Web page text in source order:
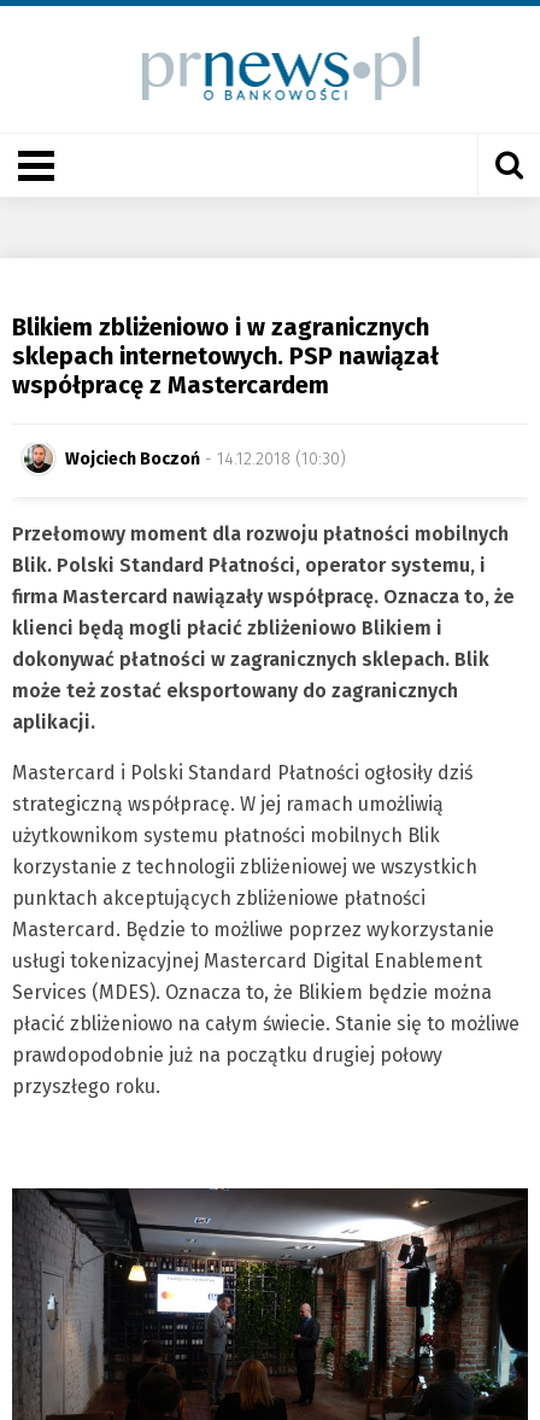
Blikiem zbliżeniowo i w zagranicznych
sklepach internetowych. PSP nawiązał
współpracę z Mastercardem
Wojciech Boczoń - 14.12.2018 (10:30)
Przełomowy moment dla rozwoju płatności mobilnych
Blik. Polski Standard Płatności, operator systemu, i
firma Mastercard nawiązały współpracę. Oznacza to, że
klienci będą mogli płacić zbliżeniowo Blikiem i
dokonywać płatności w zagranicznych sklepach. Blik
może też zostać eksportowany do zagranicznych
aplikacji.
Mastercard i Polski Standard Płatności ogłosiły dziś
strategiczną współpracę. W jej ramach umożliwią
użytkownikom systemu płatności mobilnych Blik
korzystanie z technologii zbliżeniowej we wszystkich
punktach akceptujących zbliżeniowe płatności
Mastercard. Będzie to możliwe poprzez wykorzystanie
usługi tokenizacyjnej Mastercard Digital Enablement
Services (MDES). Oznacza to, że Blikiem będzie można
płacić zbliżeniowo na całym świecie. Stanie się to możliwe
prawdopodobnie już na początku drugiej połowy
przyszłego roku.